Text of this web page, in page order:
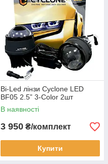
Bi-Led лінзи Cyclone LED
BF05 2.5” 3-Color 2шт
В наявності
3 950 ₴/комплект
Купити